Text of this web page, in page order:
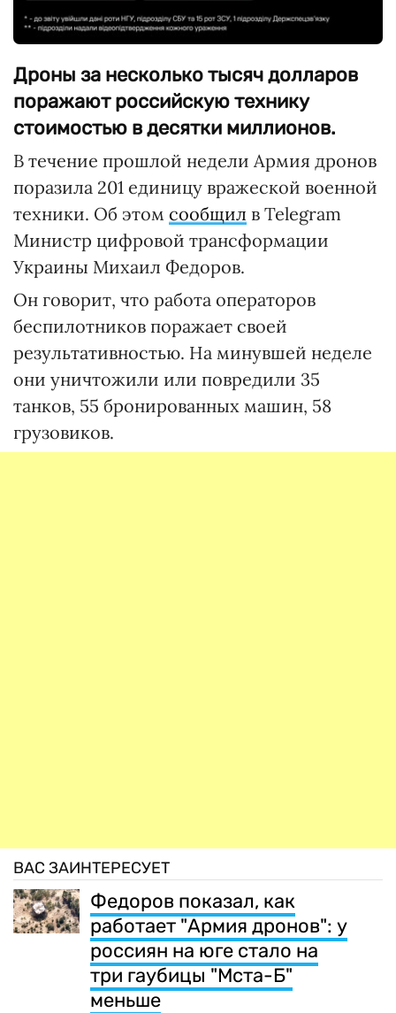
Дроны за несколько тысяч долларов
поражают российскую технику
стоимостью в десятки миллионов.
В течение прошлой недели Армия дронов
поразила 201 единицу вражеской военной
техники. Об этом сообщил в Telegram
Министр цифровой трансформации
Украины Михаил Федоров.
Он говорит, что работа операторов
беспилотников поражает своей
результативностью. На минувшей неделе
они уничтожили или повредили 35
танков, 55 бронированных машин, 58
грузовиков.
ВАС ЗАИНТЕРЕСУЕТ
Федоров показал, как
работает "Армия дронов": у
россиян на юге стало на
три гаубицы "Мста-Б"
меньше